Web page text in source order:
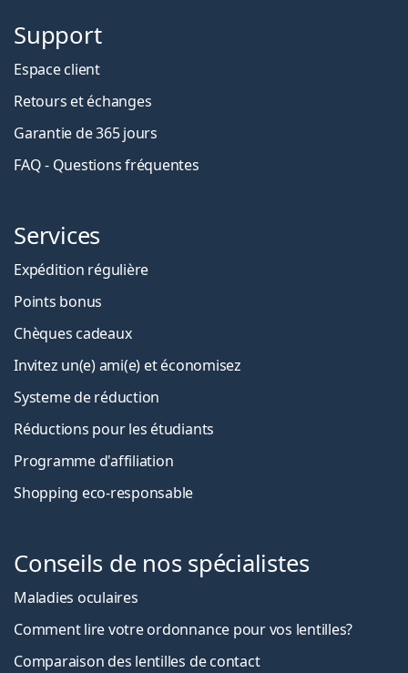
Support
Espace client
Retours et échanges
Garantie de 365 jours
FAQ - Questions fréquentes
Services
Expédition régulière
Points bonus
Chèques cadeaux
Invitez un(e) ami(e) et économisez
Systeme de réduction
Réductions pour les étudiants
Programme d'affiliation
Shopping eco-responsable
Conseils de nos spécialistes
Maladies oculaires
Comment lire votre ordonnance pour vos lentilles?
Comparaison des lentilles de contact